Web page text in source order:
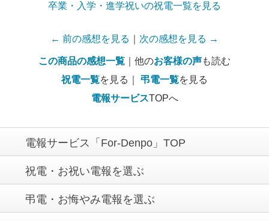
卒業・入学・進学祝いの祝電一覧を見る
← 前の感想を見る 次の感想を見る →
この商品の感想一覧 ｜他のお客様の声も読む
祝電一覧を見る｜ 弔電一覧を見る
電報サービスTOPへ
電報サービス「For-Denpo」TOP
祝電・お祝い電報を選ぶ
弔電・お悔やみ電報を選ぶ